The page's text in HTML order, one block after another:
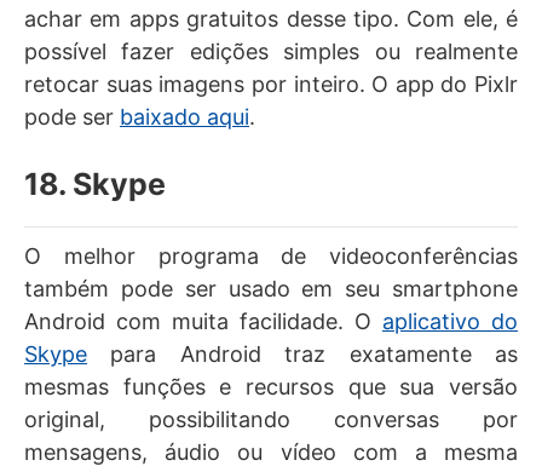
achar em apps gratuitos desse tipo. Com ele, é
possível fazer edições simples ou realmente
retocar suas imagens por inteiro. O app do Pixlr
pode ser baixado aqui.
18. Skype
O melhor programa de videoconferências
também pode ser usado em seu smartphone
Android com muita facilidade. O aplicativo do
Skype para Android traz exatamente as
mesmas funções e recursos que sua versão
original, possibilitando conversas por
mensagens, áudio ou vídeo com a mesma